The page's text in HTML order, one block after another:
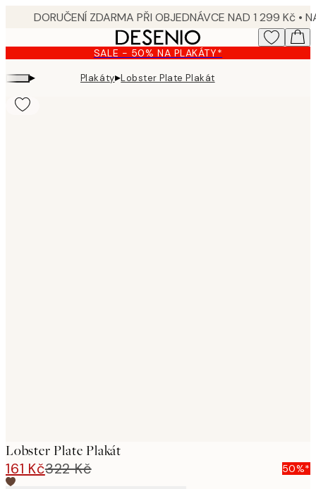
content.
SALE - 50% NA PLAKÁTY*
▸ Plakáty▸Lobster Plate Plakát
Lobster Plate Plakát
161 Kč322 Kč 50%*